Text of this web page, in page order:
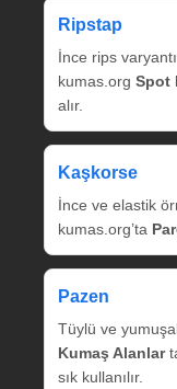
Ripstap
İnce rips
kumas.org Spot
alır.
Kaşkorse
İnce ve elastik
kumas.org’ta
Pazen
Tüylü ve
Kumaş Alanlar
sık kullanılır.